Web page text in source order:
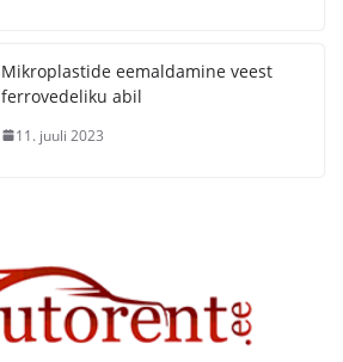
Mikroplastide eemaldamine veest
ferrovedeliku abil
11. juuli 2023